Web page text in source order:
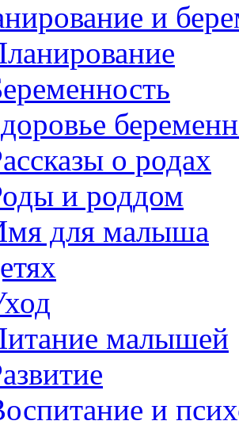
и
о родах
и роддом
для малыша
малышей
и